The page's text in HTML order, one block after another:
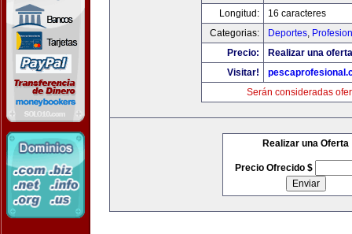
Longitud:
16 caracteres
Categorias:
Deportes,
Precio:
Realizar una
Visitar!
Serán consideradas
Realizar una Oferta
Precio Ofrecido $